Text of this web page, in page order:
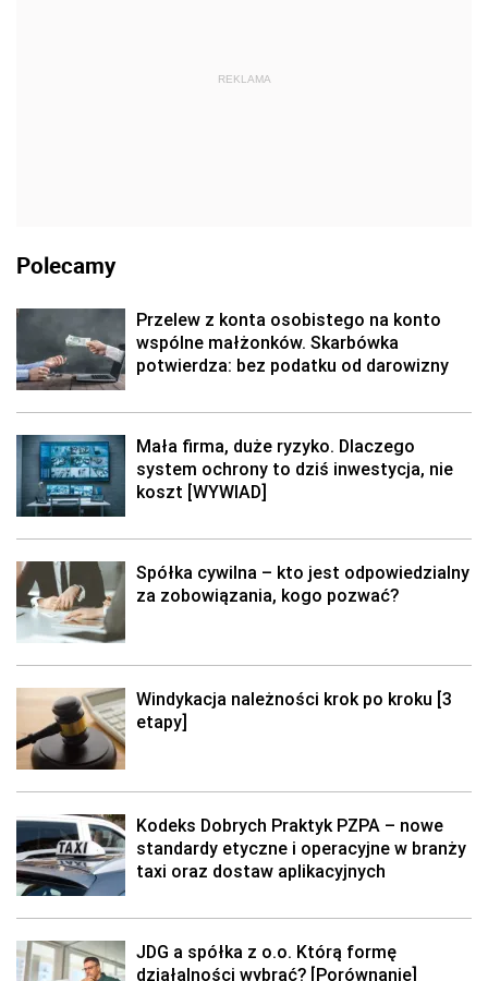
REKLAMA
Polecamy
Przelew z konta osobistego na konto
wspólne małżonków. Skarbówka
potwierdza: bez podatku od darowizny
Mała firma, duże ryzyko. Dlaczego
system ochrony to dziś inwestycja, nie
koszt [WYWIAD]
Spółka cywilna – kto jest odpowiedzialny
za zobowiązania, kogo pozwać?
Windykacja należności krok po kroku [3
etapy]
Kodeks Dobrych Praktyk PZPA – nowe
standardy etyczne i operacyjne w branży
taxi oraz dostaw aplikacyjnych
JDG a spółka z o.o. Którą formę
działalności wybrać? [Porównanie]